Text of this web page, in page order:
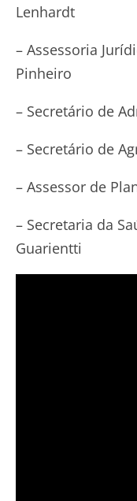
Lenhardt
– Assessoria
Pinheiro
– Secretário de
– Secretário de
– Assessor de
– Secretaria da
Guarientti